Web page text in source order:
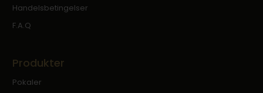
Handelsbetingelser
F.A.Q
Produkter
Pokaler